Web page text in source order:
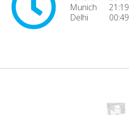
Munich
21:19
Delhi
00:49